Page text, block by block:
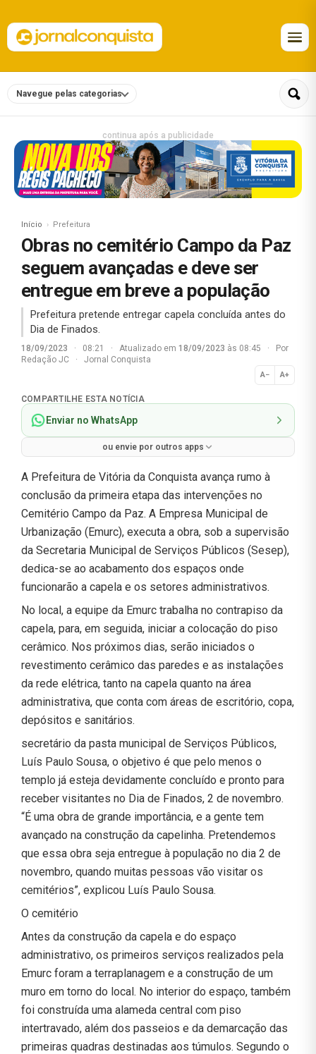
Navegue pelas categorias
continua após a publicidade
Início Prefeitura
Obras no cemitério Campo da Paz
seguem avançadas e deve ser
entregue em breve a população
Prefeitura pretende entregar capela concluída antes do
Dia de Finados.
18/09/2023 · 08:21 · Atualizado em 18/09/2023 às 08:45 ·
Por
Redação JC
· Jornal Conquista
A− A+
Normal
COMPARTILHE ESTA NOTÍCIA
Enviar no WhatsApp
ou envie por outros apps
A Prefeitura de Vitória da Conquista avança rumo à
conclusão da primeira etapa das intervenções no
Cemitério Campo da Paz. A Empresa Municipal de
Urbanização (Emurc), executa a obra, sob a supervisão
da Secretaria Municipal de Serviços Públicos (Sesep),
dedica-se ao acabamento dos espaços onde
funcionarão a capela e os setores administrativos.
No local, a equipe da Emurc trabalha no contrapiso da
capela, para, em seguida, iniciar a colocação do piso
cerâmico. Nos próximos dias, serão iniciados o
revestimento cerâmico das paredes e as instalações
da rede elétrica, tanto na capela quanto na área
administrativa, que conta com áreas de escritório, copa,
depósitos e sanitários.
secretário da pasta municipal de Serviços Públicos,
Luís Paulo Sousa, o objetivo é que pelo menos o
templo já esteja devidamente concluído e pronto para
receber visitantes no Dia de Finados, 2 de novembro.
“É uma obra de grande importância, e a gente tem
avançado na construção da capelinha. Pretendemos
que essa obra seja entregue à população no dia 2 de
novembro, quando muitas pessoas vão visitar os
cemitérios”, explicou Luís Paulo Sousa.
O cemitério
Antes da construção da capela e do espaço
administrativo, os primeiros serviços realizados pela
Emurc foram a terraplanagem e a construção de um
muro em torno do local. No interior do espaço, também
foi construída uma alameda central com piso
intertravado, além dos passeios e da demarcação das
primeiras quadras destinadas aos túmulos. Segundo o